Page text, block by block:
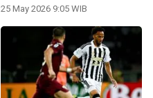
25 May 2026 9:05 WIB